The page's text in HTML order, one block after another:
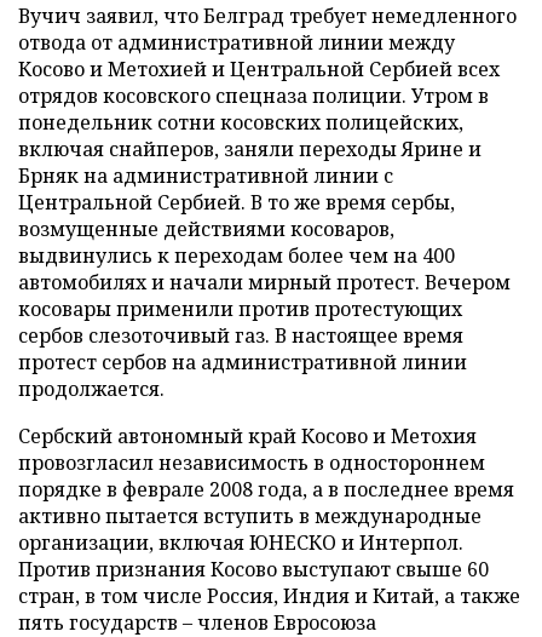
Вучич заявил, что Белград требует немедленного
отвода от административной линии между
Косово и Метохией и Центральной Сербией всех
отрядов косовского спецназа полиции. Утром в
понедельник сотни косовских полицейских,
включая снайперов, заняли переходы Ярине и
Брняк на административной линии с
Центральной Сербией. В то же время сербы,
возмущенные действиями косоваров,
выдвинулись к переходам более чем на 400
автомобилях и начали мирный протест. Вечером
косовары применили против протестующих
сербов слезоточивый газ. В настоящее время
протест сербов на административной линии
продолжается.
Сербский автономный край Косово и Метохия
провозгласил независимость в одностороннем
порядке в феврале 2008 года, а в последнее время
активно пытается вступить в международные
организации, включая ЮНЕСКО и Интерпол.
Против признания Косово выступают свыше 60
стран, в том числе Россия, Индия и Китай, а также
пять государств – членов Евросоюза